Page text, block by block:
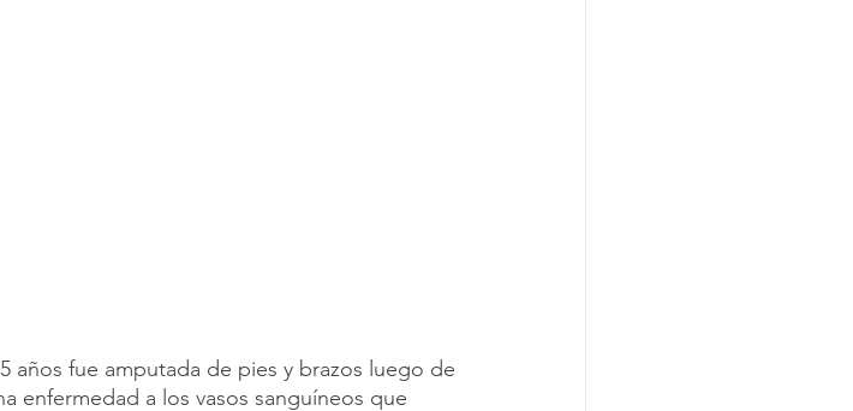
años fue amputada de pies y brazos luego de
enfermedad a los vasos sanguíneos que